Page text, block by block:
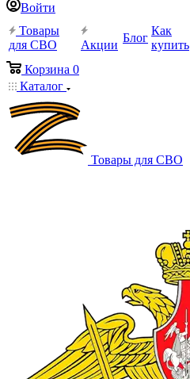
Войти
Товары
для СВО
Акции
Блог
Как
купить
Корзина 0
Каталог
Товары для СВО